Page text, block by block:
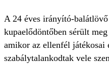
A 24 éves irányító-
kupaelődöntőben sérült
amikor az ellenfél játékosai
szabálytalankodtak vele